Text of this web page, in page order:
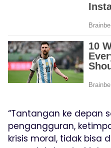
“Tantangan ke depan
pengangguran,
krisis moral, tidak bisa